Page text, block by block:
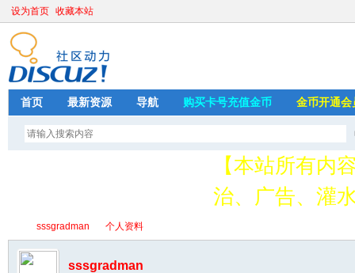
设为首页 收藏本站
首页 最新资源 导航 购买卡号充值金币 金币开通会
【本站所有内
治、广告、灌
sssgradman 个人资料
sssgradman